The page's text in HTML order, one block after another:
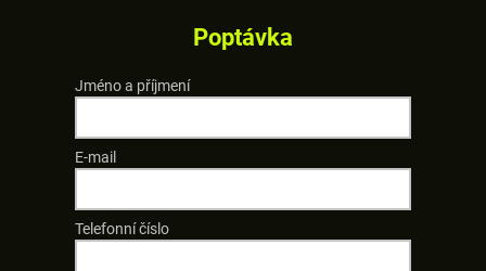
Poptávka
Jméno a příjmení
E-mail
Telefonní číslo